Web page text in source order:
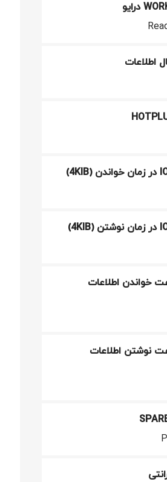
اطلاعات
خواندن اطلاعات
نوشتن اطلاعات